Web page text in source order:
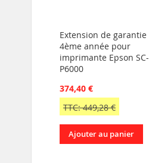
Extension de garantie
4ème année pour
imprimante Epson SC-
P6000
374,40 €
TTC: 449,28 €
Ajouter au panier